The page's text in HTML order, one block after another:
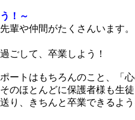
！～
輩や仲間がたくさんいます。
ごして、卒業しよう！
ートはもちろんのこと、「
のほとんどに保護者様も生
り、きちんと卒業できるよ